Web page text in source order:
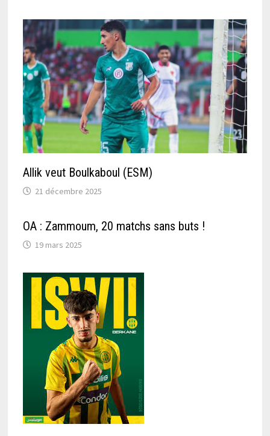
Allik veut Boulkaboul (ESM)
21 décembre 2025
OA : Zammoum, 20 matchs sans buts !
19 mars 2025